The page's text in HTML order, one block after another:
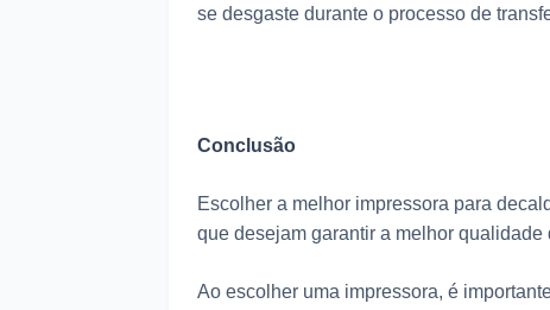
se desgaste durante o processo de
Conclusão
Escolher a melhor impressora para
que desejam garantir a melhor qualidade
Ao escolher uma impressora, é